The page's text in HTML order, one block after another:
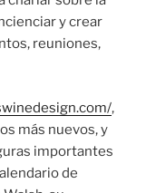
y crear
reuniones,
,
más nuevos, y
importantes
de